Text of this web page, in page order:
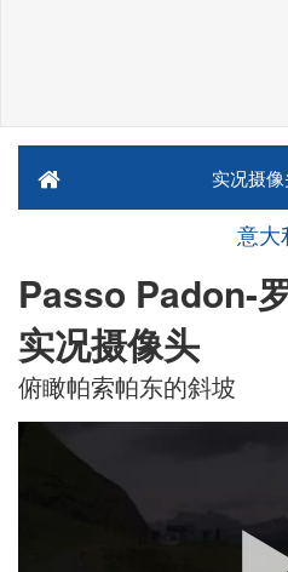
实况摄
意大
Passo Padon-
实况摄像头
俯瞰帕索帕东的斜坡